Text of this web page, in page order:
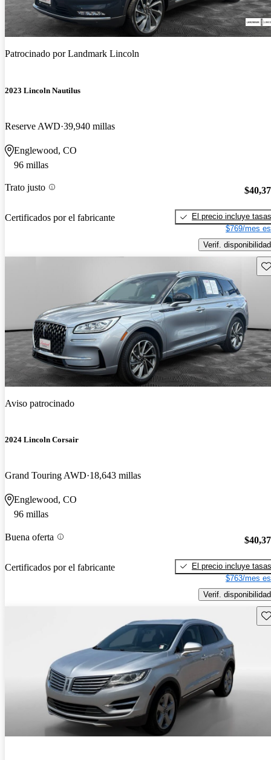
Patrocinado porLandmark Lincoln
2023 Lincoln Nautilus
Reserve AWD 39,940 millas
Englewood, CO
96 millas
Trato justo
Certificados por el fabricante
El precio incluye tasas
$769/mes
Verif. disponibilidad
Aviso patrocinado
2024 Lincoln Corsair
Grand Touring AWD 18,643 millas
Englewood, CO
96 millas
Buena oferta
Certificados por el fabricante
El precio incluye tasas
$763/mes
Verif. disponibilidad